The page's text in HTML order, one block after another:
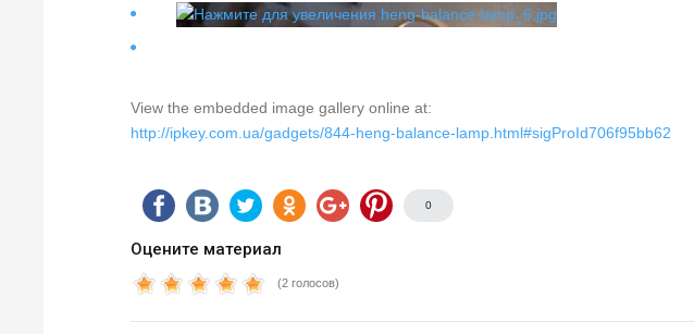
View the embedded image gallery online at:
http://ipkey.com.ua/gadgets/844-heng-balance-lamp.html#sigProId706f95bb62
0
Оцените материал
(2 голосов)